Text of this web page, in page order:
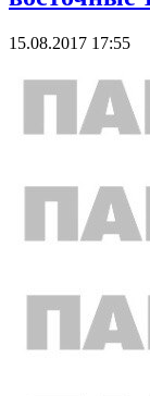
15.08.2017 17:55